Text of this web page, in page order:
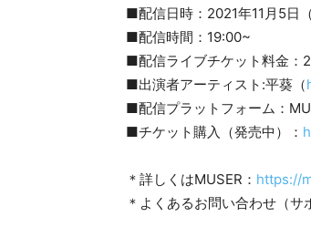
■配信日時：2021年11月5日（
■配信時間：19:00~
■配信ライブチケット料金：
■出演者アーティスト:平葵（
■配信プラットフォーム：
■チケット購入（発売中）：
＊詳しくはMUSER： https://
＊よくあるお問い合わせ（サ